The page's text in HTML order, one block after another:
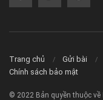
Trang chủ Gửi bài
Chính sách bảo mật
© 2022 Bản quyền thuộc về